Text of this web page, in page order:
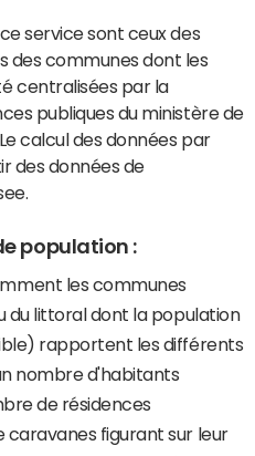
service sont ceux des
des communes dont les
centralisées par la
publiques du ministère de
calcul des données par
des données de
population :
les communes
du littoral dont la population
rapportent les différents
nombre d'habitants
de résidences
caravanes figurant sur leur